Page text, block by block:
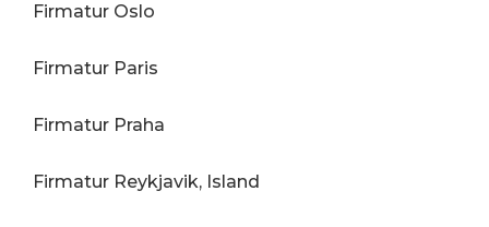
Firmatur Oslo
Firmatur Paris
Firmatur Praha
Firmatur Reykjavik, Island